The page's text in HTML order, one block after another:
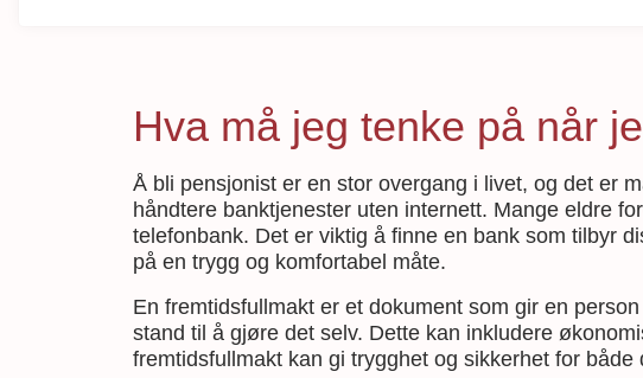
Hva må jeg tenke på når
Å bli pensjonist er en stor overgang i livet, og det er
håndtere banktjenester uten internett. Mange eldre
telefonbank. Det er viktig å finne en bank som tilbyr
på en trygg og komfortabel måte.
En fremtidsfullmakt er et dokument som gir en
stand til å gjøre det selv. Dette kan inkludere
fremtidsfullmakt kan gi trygghet og sikkerhet for